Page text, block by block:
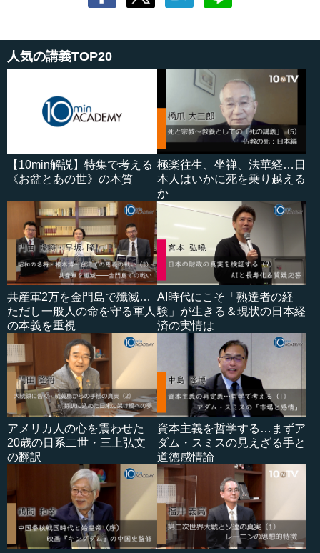
人気の講義TOP20
【10min解説】特集で考える
《お盆とあの世》の本質
極楽往生、坐禅、法華経…日
本人はいかに死を乗り越える
か
共産軍2万を金門島で殲滅…
ただし一般人の命を守る軍人
の本義を重視
AI時代にこそ「熟達者の経
験」が生きる＆現状の日本経
済の実情は
アメリカ人の心を震わせた
20歳の日系二世・三上弘文
の翻訳
資本主義を哲学する…まずア
ダム・スミスの見えざる手と
道徳感情論